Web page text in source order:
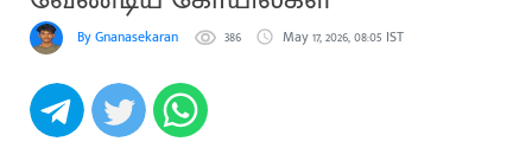
By Gnanasekaran 386 May 17, 2026, 08:05 IST